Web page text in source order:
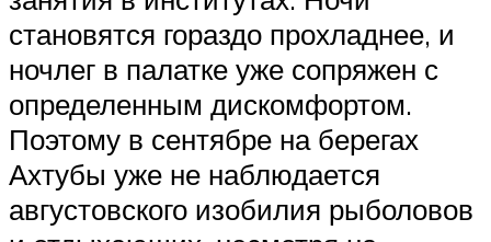
становятся гораздо прохладнее, и
ночлег в палатке уже сопряжен с
определенным дискомфортом.
Поэтому в сентябре на берегах
Ахтубы уже не наблюдается
августовского изобилия рыболовов